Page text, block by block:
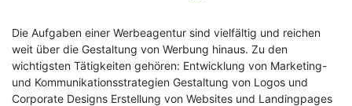
Die Aufgaben einer Werbeagentur sind vielfältig und reichen
weit über die Gestaltung von Werbung hinaus. Zu den
wichtigsten Tätigkeiten gehören: Entwicklung von Marketing-
und Kommunikationsstrategien Gestaltung von Logos und
Corporate Designs Erstellung von Websites und Landingpages